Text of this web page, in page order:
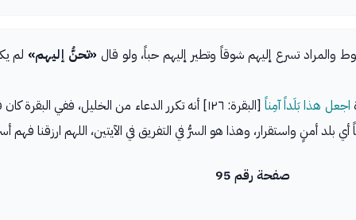
والمراد تسرع إليهم شوقاً وتطير إليهم حباً، ولو قال «تحنُّ إليهم» لم
اجعل هذا بَلَداً آمِناً
[البقرة: ١٢٦] أنه تكرر الدعاء من الخليل، ففي
بلد أمنٍ واستقرار، وهذا هو السرُّ في التفريق في الآيتين، اللهم ارزقنا فهم
صفحة رقم 95